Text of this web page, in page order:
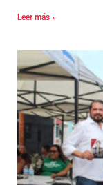
Leer más »